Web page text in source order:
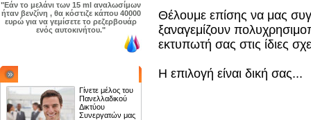
"Εάν το μελάνι των 15 ml αναλωσίμων
ήταν βενζίνη , θα κόστιζε κάπου 40000
ευρώ για να γεμίσετε το ρεζερβουάρ
ενός αυτοκινήτου."
Γίνετε μέλος του
Πανελλαδικού
Δικτύου
Συνεργατών μας
Θέλουμε επίσης να μας
ξαναγεμίζουν
εκτυπωτή σας στις ίδιες
Η επιλογή είναι δική σας...